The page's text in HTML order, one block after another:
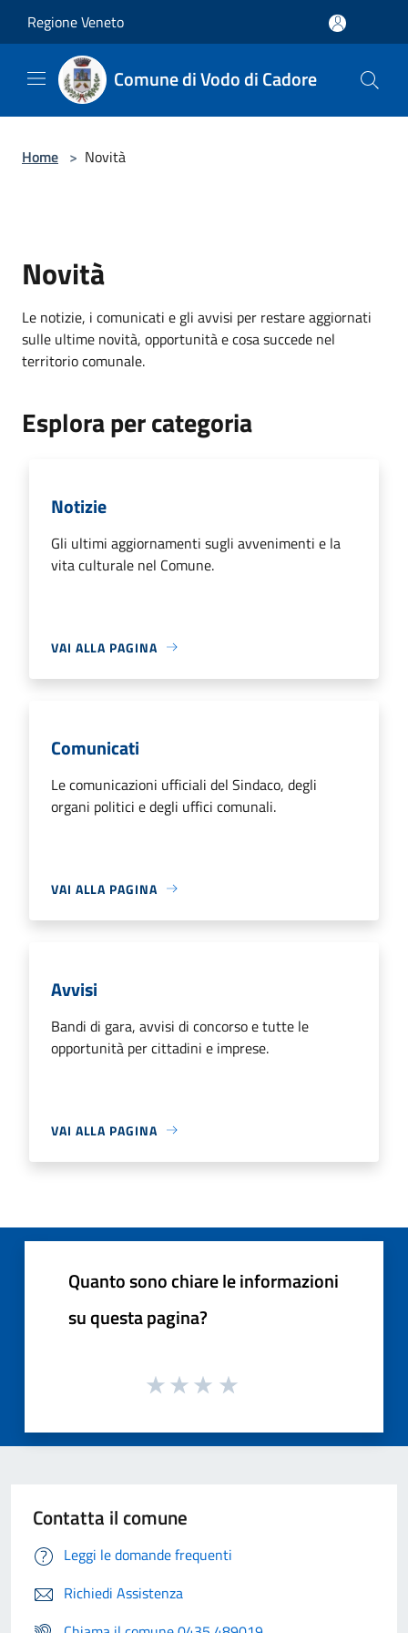
Regione Veneto
Comune di Vodo di Cadore
Home > Novità
Novità
Le notizie, i comunicati e gli avvisi per restare aggiornati
sulle ultime novità, opportunità e cosa succede nel
territorio comunale.
Esplora per categoria
Notizie
Gli ultimi aggiornamenti sugli avvenimenti e la
vita culturale nel Comune.
VAI ALLA PAGINA
Comunicati
Le comunicazioni ufficiali del Sindaco, degli
organi politici e degli uffici comunali.
VAI ALLA PAGINA
Avvisi
Bandi di gara, avvisi di concorso e tutte le
opportunità per cittadini e imprese.
VAI ALLA PAGINA
Quanto sono chiare le informazioni
su questa pagina?
Contatta il comune
Leggi le domande frequenti
Richiedi Assistenza